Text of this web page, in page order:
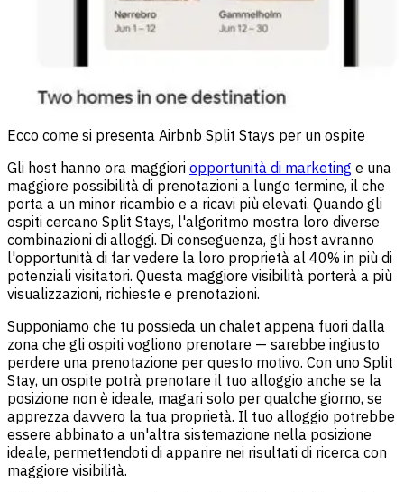
Ecco come si presenta Airbnb Split Stays per un ospite
Gli host hanno ora maggiori opportunità di marketing e una
maggiore possibilità di prenotazioni a lungo termine, il che
porta a un minor ricambio e a ricavi più elevati. Quando gli
ospiti cercano Split Stays, l'algoritmo mostra loro diverse
combinazioni di alloggi. Di conseguenza, gli host avranno
l'opportunità di far vedere la loro proprietà al 40% in più di
potenziali visitatori. Questa maggiore visibilità porterà a più
visualizzazioni, richieste e prenotazioni.
Supponiamo che tu possieda un chalet appena fuori dalla
zona che gli ospiti vogliono prenotare — sarebbe ingiusto
perdere una prenotazione per questo motivo. Con uno Split
Stay, un ospite potrà prenotare il tuo alloggio anche se la
posizione non è ideale, magari solo per qualche giorno, se
apprezza davvero la tua proprietà. Il tuo alloggio potrebbe
essere abbinato a un'altra sistemazione nella posizione
ideale, permettendoti di apparire nei risultati di ricerca con
maggiore visibilità.